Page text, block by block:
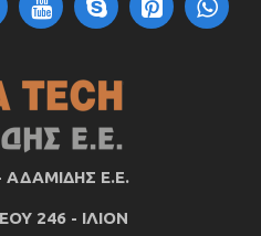
ΑΔΑΜΙΔΗΣ Ε.Ε.
246 - ΙΛΙΟΝ